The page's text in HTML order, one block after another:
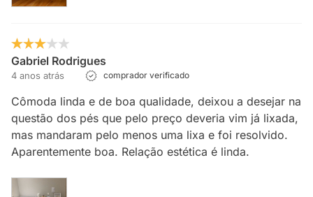
Gabriel Rodrigues
4 anos atrás comprador verificado
Cômoda linda e de boa qualidade, deixou a desejar na
questão dos pés que pelo preço deveria vim já lixada,
mas mandaram pelo menos uma lixa e foi resolvido.
Aparentemente boa. Relação estética é linda.